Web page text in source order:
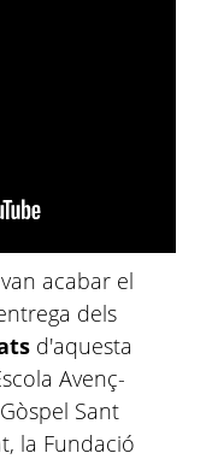
van acabar el
dels
d'aquesta
Avenç-
Sant
la Fundació